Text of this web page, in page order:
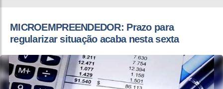
MICROEMPREENDEDOR: Prazo para
regularizar situação acaba nesta sexta